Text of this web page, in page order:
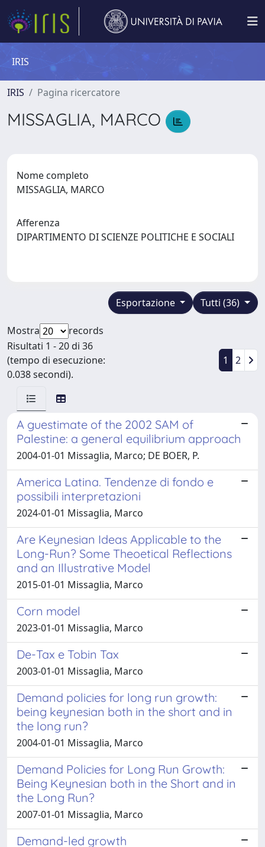
IRIS
IRIS Pagina ricercatore
MISSAGLIA, MARCO
Nome completo
MISSAGLIA, MARCO
Afferenza
DIPARTIMENTO DI SCIENZE POLITICHE E SOCIALI
Tutti (36)
Esportazione
Mostra
records
Risultati 1 - 20 di 36
(tempo di esecuzione:
0.038 secondi).
1 2
A guestimate of the 2002 SAM of
Palestine: a general equilibrium approach
2004-01-01 Missaglia, Marco; DE BOER, P.
America Latina. Tendenze di fondo e
possibili interpretazioni
2024-01-01 Missaglia, Marco
Are Keynesian Ideas Applicable to the
Long-Run? Some Theoetical Reflections
and an Illustrative Model
2015-01-01 Missaglia, Marco
Corn model
2023-01-01 Missaglia, Marco
De-Tax e Tobin Tax
2003-01-01 Missaglia, Marco
Demand policies for long run growth:
being keynesian both in the short and in
the long run?
2004-01-01 Missaglia, Marco
Demand Policies for Long Run Growth:
Being Keynesian both in the Short and in
the Long Run?
2007-01-01 Missaglia, Marco
Demand-led growth